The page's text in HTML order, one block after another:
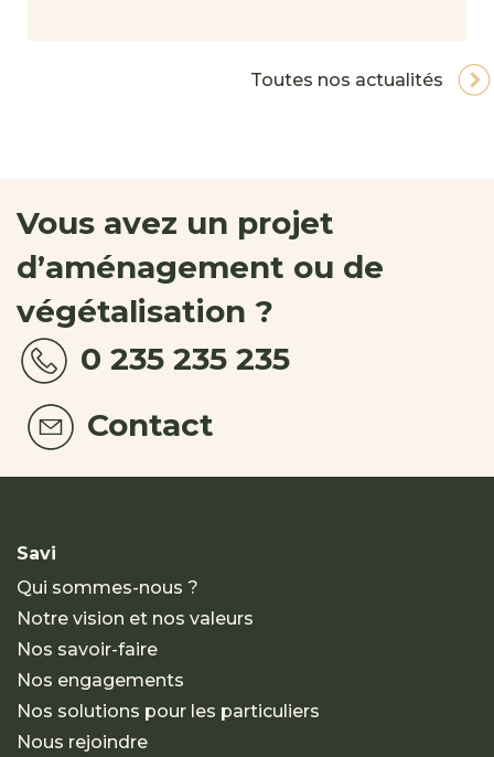
Toutes nos actualités
Vous avez un projet
d’aménagement ou de
végétalisation ?
0 235 235 235
Contact
Savi
Qui sommes-nous ?
Notre vision et nos valeurs
Nos savoir-faire
Nos engagements
Nos solutions pour les particuliers
Nous rejoindre